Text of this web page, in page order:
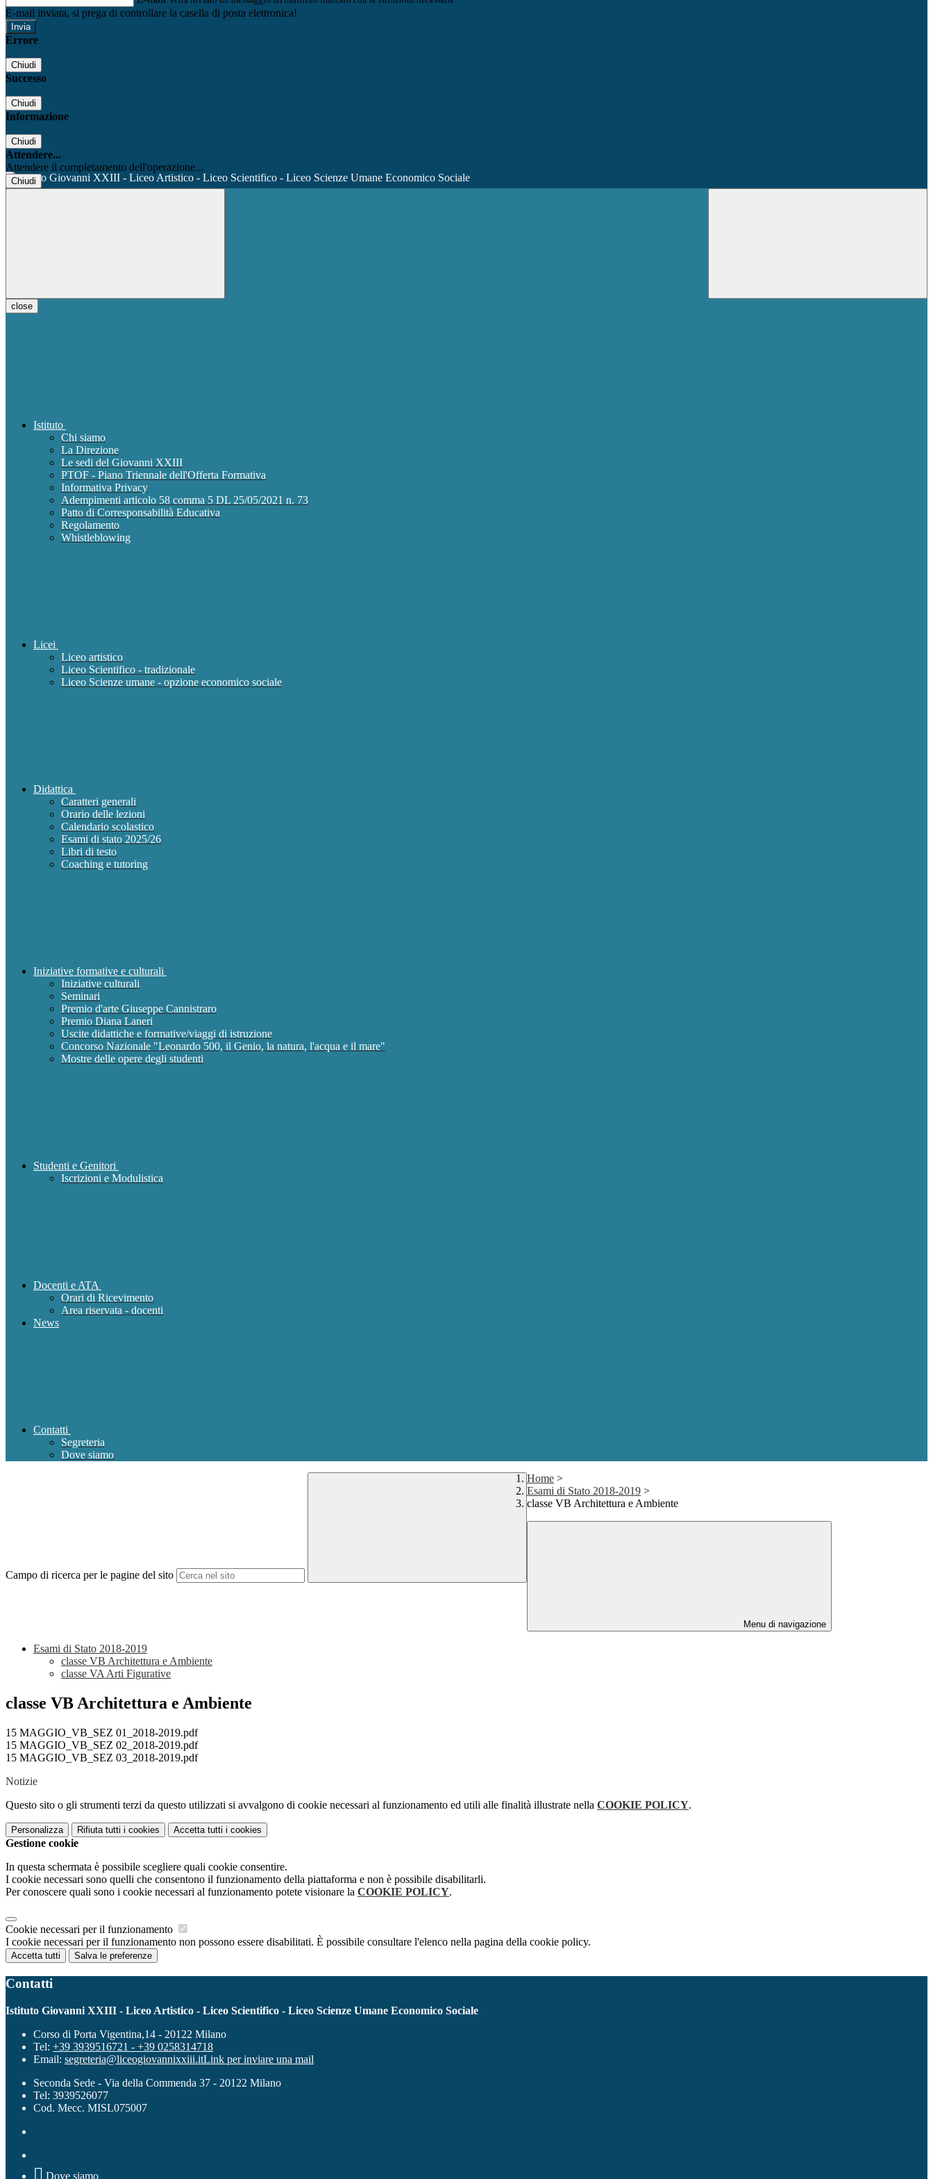
E-mail inviata, si prega di controllare la casella di posta elettronica!
Errore
Chiudi
Successo
Chiudi
Informazione
Chiudi
Attendere...
Attendere il completamento dell'operazione...
Chiudi
close
Istituto
Chi siamo
La Direzione
Le sedi del Giovanni XXIII
PTOF - Piano Triennale dell'Offerta Formativa
Informativa Privacy
Adempimenti articolo 58 comma 5 DL 25/05/2021 n. 73
Patto di Corresponsabilità Educativa
Regolamento
Whistleblowing
Licei
Liceo artistico
Liceo Scientifico - tradizionale
Liceo Scienze umane - opzione economico sociale
Didattica
Caratteri generali
Orario delle lezioni
Calendario scolastico
Esami di stato 2025/26
Libri di testo
Coaching e tutoring
Iniziative formative e culturali
Iniziative culturali
Seminari
Premio d'arte Giuseppe Cannistraro
Premio Diana Laneri
Uscite didattiche e formative/viaggi di istruzione
Concorso Nazionale "Leonardo 500, il Genio, la natura, l'acqua e il mare"
Mostre delle opere degli studenti
Studenti e Genitori
Iscrizioni e Modulistica
Docenti e ATA
Orari di Ricevimento
Area riservata - docenti
News
Contatti
Segreteria
Dove siamo
Campo di ricerca per le pagine del sito
Home >
Esami di Stato 2018-2019 >
classe VB Architettura e Ambiente
Menu di navigazione
Esami di Stato 2018-2019
classe VB Architettura e Ambiente
classe VA Arti Figurative
classe VB Architettura e Ambiente
15 MAGGIO_VB_SEZ 01_2018-2019.pdf
15 MAGGIO_VB_SEZ 02_2018-2019.pdf
15 MAGGIO_VB_SEZ 03_2018-2019.pdf
Notizie
Questo sito o gli strumenti terzi da questo utilizzati si avvalgono di cookie necessari al funzionamento ed utili alle finalità illustrate nella COOKIE POLICY.
Personalizza Rifiuta tutti i cookies Accetta tutti i cookies
Gestione cookie
In questa schermata è possibile scegliere quali cookie consentire.
I cookie necessari sono quelli che consentono il funzionamento della piattaforma e non è possibile disabilitarli.
Per conoscere quali sono i cookie necessari al funzionamento potete visionare la COOKIE POLICY.
Cookie necessari per il funzionamento
I cookie necessari per il funzionamento non possono essere disabilitati. È possibile consultare l'elenco nella pagina della cookie policy.
Accetta tutti Salva le preferenze
Contatti
Istituto Giovanni XXIII - Liceo Artistico - Liceo Scientifico - Liceo Scienze Umane Economico Sociale
Corso di Porta Vigentina,14 - 20122 Milano
Tel: +39 3939516721 - +39 0258314718
Email: segreteria@liceogiovannixxiii.itLink per inviare una mail
Seconda Sede - Via della Commenda 37 - 20122 Milano
Tel: 3939526077
Cod. Mecc. MISL075007
 Dove siamo